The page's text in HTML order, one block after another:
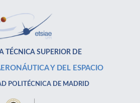
TÉCNICA SUPERIOR DE
Y DEL ESPACIO
POLITÉCNICA DE MADRID